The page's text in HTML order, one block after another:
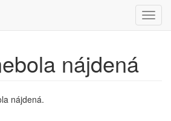
nájdená
nájdená.